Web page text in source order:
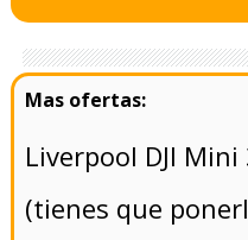
Liverpool DJI
(tienes que